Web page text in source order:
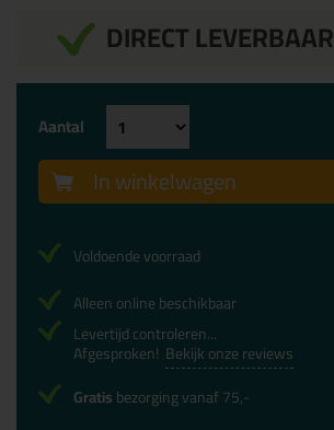
DIRECT LEVERBAAR
Aantal
In winkelwagen
Voldoende voorraad
Alleen online beschikbaar
Levertijd controleren...
Afgesproken! Bekijk onze reviews
Gratisbezorging vanaf 75,-